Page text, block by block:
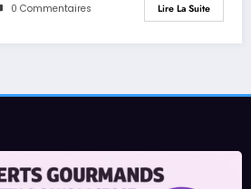
0 Commentaires Lire La Suite